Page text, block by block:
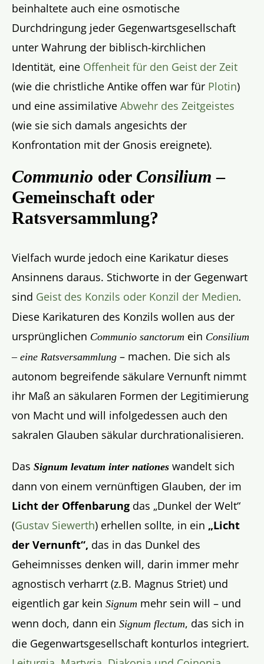
beinhaltete auch eine osmotische
Durchdringung jeder Gegenwartsgesellschaft
unter Wahrung der biblisch-kirchlichen
Identität, eine Offenheit für den Geist der Zeit
(wie die christliche Antike offen war für Plotin)
und eine assimilative Abwehr des Zeitgeistes
(wie sie sich damals angesichts der
Konfrontation mit der Gnosis ereignete).
Communio oder Consilium –
Gemeinschaft oder
Ratsversammlung?
Vielfach wurde jedoch eine Karikatur dieses
Ansinnens daraus. Stichworte in der Gegenwart
sind Geist des Konzils oder Konzil der Medien.
Diese Karikaturen des Konzils wollen aus der
ursprünglichen Communio sanctorum ein Consilium
– eine Ratsversammlung – machen. Die sich als
autonom begreifende säkulare Vernunft nimmt
ihr Maß an säkularen Formen der Legitimierung
von Macht und will infolgedessen auch den
sakralen Glauben säkular durchrationalisieren.
Das Signum levatum inter nationes wandelt sich
dann von einem vernünftigen Glauben, der im
Licht der Offenbarung das „Dunkel der Welt“
(Gustav Siewerth) erhellen sollte, in ein „Licht
der Vernunft“, das in das Dunkel des
Geheimnisses denken will, darin immer mehr
agnostisch verharrt (z.B. Magnus Striet) und
eigentlich gar kein Signum mehr sein will – und
wenn doch, dann ein Signum flectum, das sich in
die Gegenwartsgesellschaft konturlos integriert.